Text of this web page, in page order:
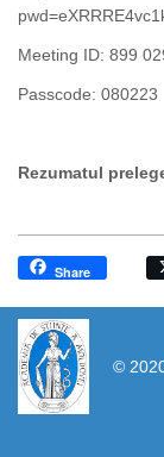
Meeting ID: 899
Passcode: 080223
Rezumatul
Share
©
https://